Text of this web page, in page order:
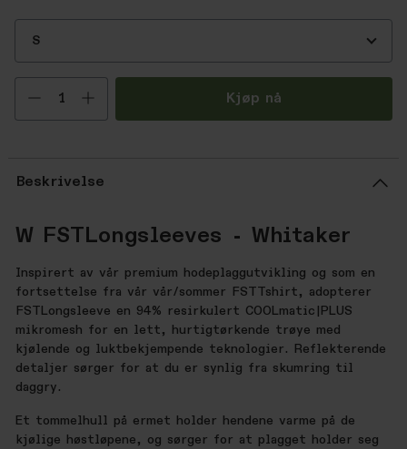
S
Velg antall Kjøp nå
Beskrivelse
W FSTLongsleeves - Whitaker
Inspirert av vår premium hodeplaggutvikling og som en
fortsettelse fra vår vår/sommer FSTTshirt, adopterer
FSTLongsleeve en 94% resirkulert COOLmatic|PLUS
mikromesh for en lett, hurtigtørkende trøye med
kjølende og luktbekjempende teknologier. Reflekterende
detaljer sørger for at du er synlig fra skumring til
daggry.
Et tommelhull på ermet holder hendene varme på de
kjølige høstløpene, og sørger for at plagget holder seg